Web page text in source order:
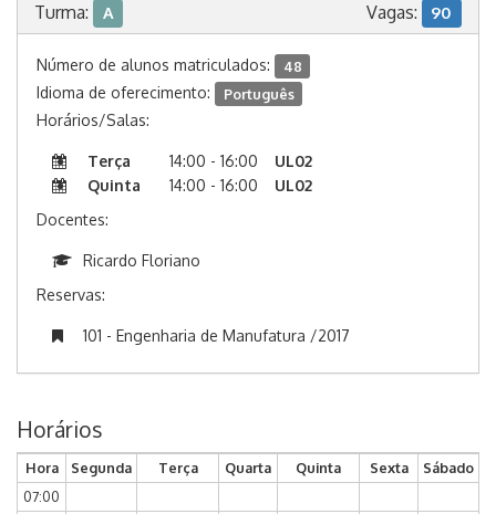
Turma: A Vagas: 90
Número de alunos matriculados: 48
Idioma de oferecimento: Português
Horários/Salas:
Terça 14:00 - 16:00
UL02
Quinta
14:00 - 16:00
UL02
Docentes:
Ricardo Floriano
Reservas:
101 - Engenharia de Manufatura /2017
Horários
Hora Segunda Terça Quarta Quinta Sexta
Sábado
07:00